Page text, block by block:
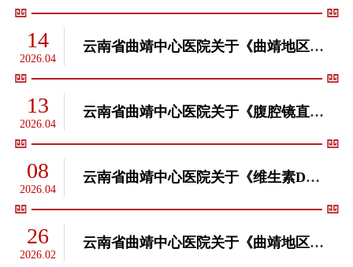
14
2026.04
云南省曲靖中心医院关于《曲靖地区克隆性浆细胞疾病筛查技术体系建立与推广应用》项目申报2026年度云南省科学技术奖的公示
13
2026.04
云南省曲靖中心医院关于《腹腔镜直肠癌整合相关技术后对病人结局的影响》项目申报2026年度云南省科学技术进步奖的公示
08
2026.04
云南省曲靖中心医院关于《维生素D治疗曲靖地区甲状腺疾病的技术体系构建及推广应用》项目申报2026年度云南省科学技术进步奖的公示
26
2026.02
云南省曲靖中心医院关于《曲靖地区克隆性浆细胞疾病筛查技术体系建立与推广应用》项目申报2025年度云南省卫生科技成果奖的公示